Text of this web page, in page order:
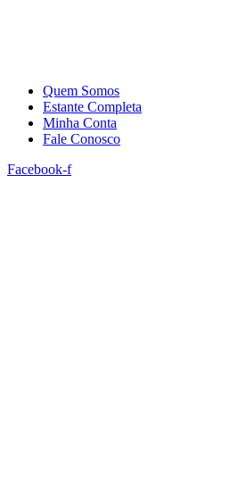
Quem Somos
Estante Completa
Minha Conta
Fale Conosco
Facebook-f